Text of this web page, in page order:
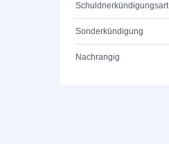
Schuldnerkündigungsart
Sonderkündigung
Nachrangig